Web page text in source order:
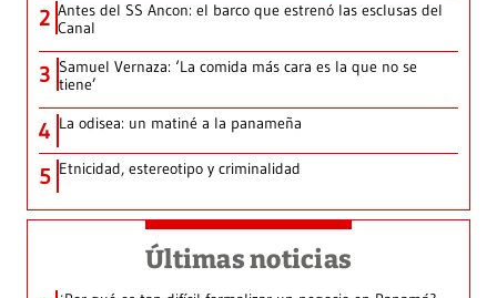
2 Antes del SS Ancon: el barco que estrenó las esclusas del
Canal
3 Samuel Vernaza: ‘La comida más cara es la que no se
tiene’
4 La odisea: un matiné a la panameña
5 Etnicidad, estereotipo y criminalidad
Últimas noticias